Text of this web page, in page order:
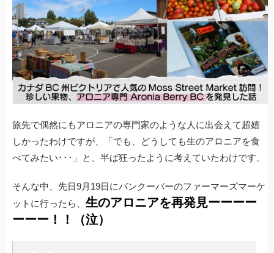
旅先で偶然にもアロニアの専門家のような人に出会えて超嬉
しかったわけですが、「でも、どうしても生のアロニアを食
べてみたい･･･」と、半ば狂ったように考えていたわけです。
そんな中、先日9月19日にバンクーバーのファーマーズマーケ
ットに行ったら、 生のアロニアを再発見ーーーー
ーーー！！（泣）